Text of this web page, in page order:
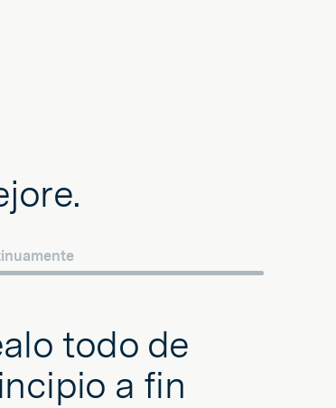
todo de
a fin